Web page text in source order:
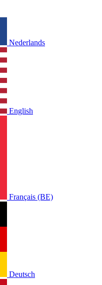
Nederlands
English
Français (BE)
Deutsch